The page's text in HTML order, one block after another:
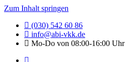
Zum Inhalt springen
(030) 542 60 86
info@abi-vkk.de
Mo-Do von 08:00-16:00 Uhr